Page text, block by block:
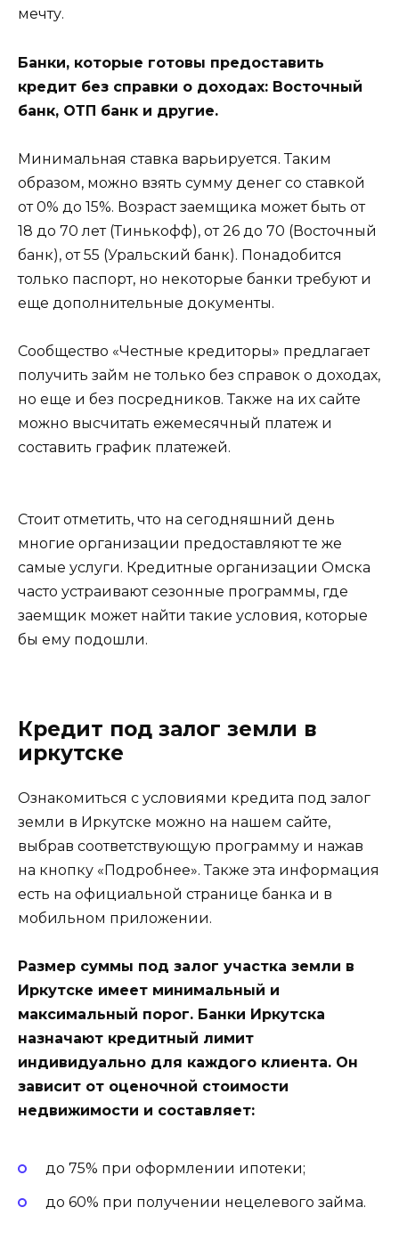
мечту.
Банки, которые готовы предоставить
кредит без справки о доходах: Восточный
банк, ОТП банк и другие.
Минимальная ставка варьируется. Таким
образом, можно взять сумму денег со ставкой
от 0% до 15%. Возраст заемщика может быть от
18 до 70 лет (Тинькофф), от 26 до 70 (Восточный
банк), от 55 (Уральский банк). Понадобится
только паспорт, но некоторые банки требуют и
еще дополнительные документы.
Сообщество «Честные кредиторы» предлагает
получить займ не только без справок о доходах,
но еще и без посредников. Также на их сайте
можно высчитать ежемесячный платеж и
составить график платежей.
Стоит отметить, что на сегодняшний день
многие организации предоставляют те же
самые услуги. Кредитные организации Омска
часто устраивают сезонные программы, где
заемщик может найти такие условия, которые
бы ему подошли.
Кредит под залог земли в
иркутске
Ознакомиться с условиями кредита под залог
земли в Иркутске можно на нашем сайте,
выбрав соответствующую программу и нажав
на кнопку «Подробнее». Также эта информация
есть на официальной странице банка и в
мобильном приложении.
Размер суммы под залог участка земли в
Иркутске имеет минимальный и
максимальный порог. Банки Иркутска
назначают кредитный лимит
индивидуально для каждого клиента. Он
зависит от оценочной стоимости
недвижимости и составляет:
до 75% при оформлении ипотеки;
до 60% при получении нецелевого займа.